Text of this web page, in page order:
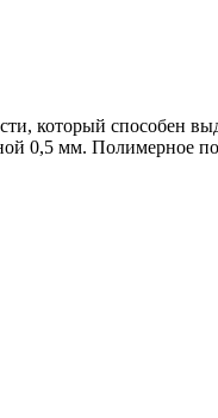
который способен
мм. Полимерное